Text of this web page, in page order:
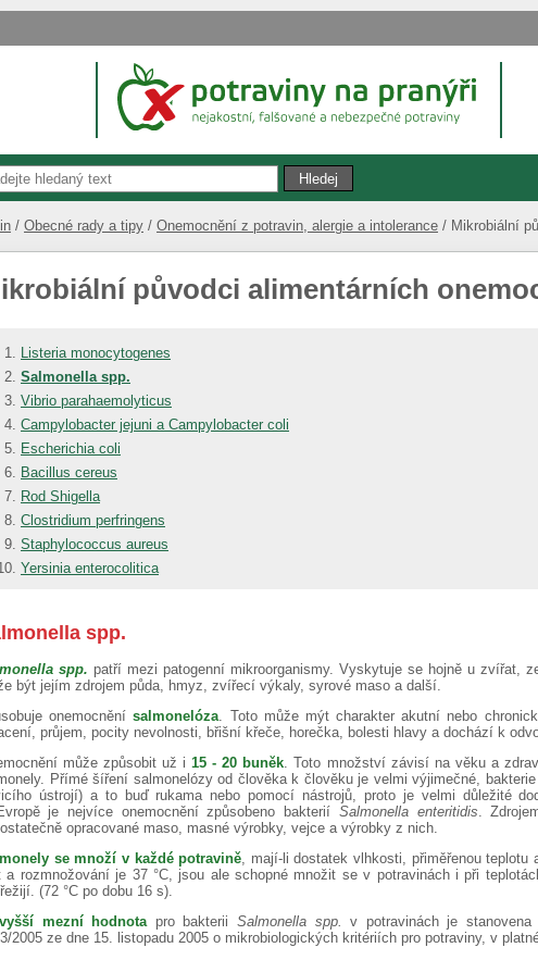
Obecné rady a tipy Onemocnění z potravin, alergie a intolerance Mikrobiální
původci alimentárních
Listeria monocytogenes
Salmonella spp.
Vibrio parahaemolyticus
Campylobacter jejuni a Campylobacter coli
Escherichia coli
Bacillus cereus
Rod Shigella
Clostridium perfringens
Staphylococcus aureus
Yersinia enterocolitica
spp.
spp. patří mezi patogenní mikroorganismy. Vyskytuje se hojně u zvířat,
být jejím zdrojem půda, hmyz, zvířecí výkaly, syrové maso a další.
onemocněnísalmonelóza . Toto může mýt charakter akutní nebo
průjem, pocity nevolnosti, břišní křeče, horečka, bolesti hlavy a dochází k
může způsobit už i 15 - 20 buněk . Toto množství závisí na věku a
Přímé šíření salmonelózy od člověka k člověku je velmi výjimečné,
ústrojí) a to buď rukama nebo pomocí nástrojů, proto je velmi důležité
je nejvíce onemocnění způsobeno bakterií Salmonella enteritidis .
opracované maso, masné výrobky, vejce a výrobky z nich.
se množí v každé potravině , mají-li dostatek vlhkosti, přiměřenou
a rozmnožování je 37 °C, jsou ale schopné množit se v potravinách i při
(72 °C po dobu 16 s).
mezní hodnota pro bakteriiSalmonella spp.
v potravinách je
2005 ze dne 15. listopadu 2005 o mikrobiologických kritériích pro potraviny, v